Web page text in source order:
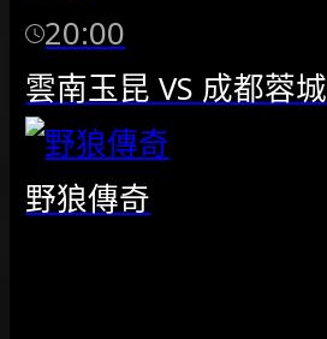
20:00
雲南玉昆 VS 成都蓉城
野狼傳奇